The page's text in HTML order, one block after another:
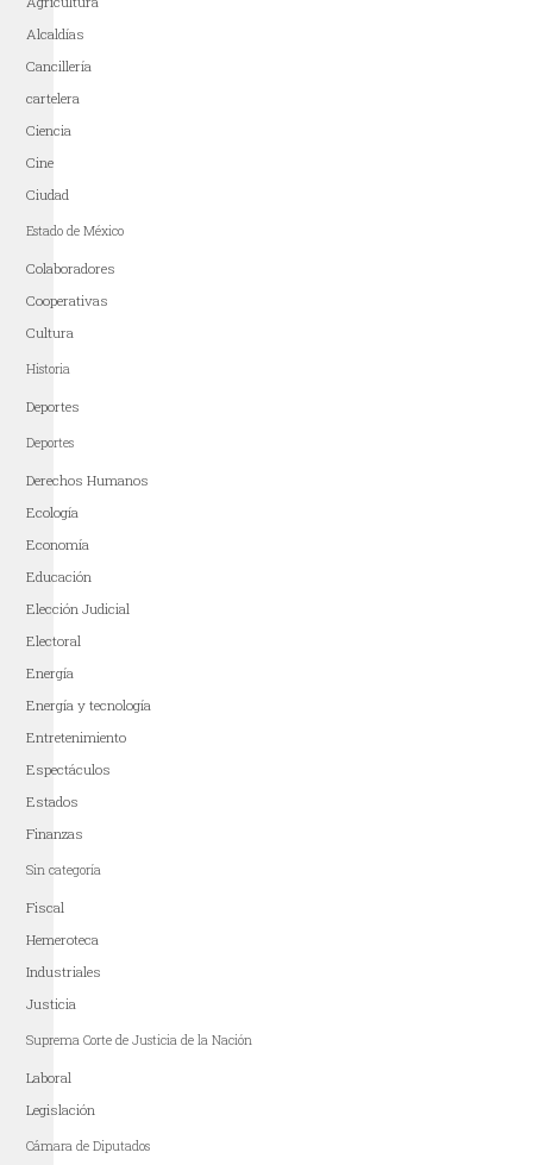
Alcaldías
Cancillería
cartelera
Ciencia
Cine
Ciudad
Estado de México
Colaboradores
Cooperativas
Cultura
Historia
Deportes
Deportes
Derechos Humanos
Ecología
Economía
Educación
Elección Judicial
Electoral
Energía
Energía y tecnología
Entretenimiento
Espectáculos
Estados
Finanzas
Sin categoría
Fiscal
Hemeroteca
Industriales
Justicia
Suprema Corte de Justicia de la Nación
Laboral
Legislación
Cámara de Diputados